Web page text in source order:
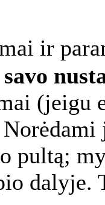
ir
(jeigu
pultą;
dalyje.